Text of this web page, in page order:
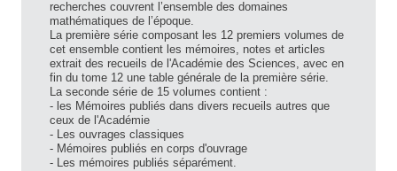
recherches couvrent l’ensemble des domaines
mathématiques de l’époque.
La première série composant les 12 premiers volumes de
cet ensemble contient les mémoires, notes et articles
extrait des recueils de l'Académie des Sciences, avec en
fin du tome 12 une table générale de la première série.
La seconde série de 15 volumes contient :
- les Mémoires publiés dans divers recueils autres que
ceux de l'Académie
- Les ouvrages classiques
- Mémoires publiés en corps d'ouvrage
- Les mémoires publiés séparément.